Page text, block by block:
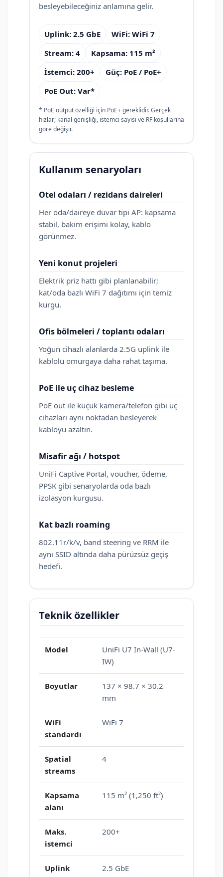
besleyebileceğiniz anlamına gelir.
Uplink: 2.5 GbE
WiFi: WiFi 7
Stream: 4
Kapsama: 115 m²
İstemci: 200+
Güç: PoE / PoE+
PoE Out: Var*
* PoE output özelliği için PoE+ gereklidir. Gerçek
hızlar; kanal genişliği, istemci sayısı ve RF koşullarına
göre değişir.
Kullanım senaryoları
Otel odaları / rezidans daireleri
Her oda/daireye duvar tipi AP: kapsama
stabil, bakım erişimi kolay, kablo
görünmez.
Yeni konut projeleri
Elektrik priz hattı gibi planlanabilir;
kat/oda bazlı WiFi 7 dağıtımı için temiz
kurgu.
Ofis bölmeleri / toplantı odaları
Yoğun cihazlı alanlarda 2.5G uplink ile
kablolu omurgaya daha rahat taşıma.
PoE ile uç cihaz besleme
PoE out ile küçük kamera/telefon gibi uç
cihazları aynı noktadan besleyerek
kabloyu azaltın.
Misafir ağı / hotspot
UniFi Captive Portal, voucher, ödeme,
PPSK gibi senaryolarda oda bazlı
izolasyon kurgusu.
Kat bazlı roaming
802.11r/k/v, band steering ve RRM ile
aynı SSID altında daha pürüzsüz geçiş
hedefi.
Teknik özellikler
Model
UniFi U7 In-Wall (U7-
IW)
Boyutlar
137 × 98.7 × 30.2
mm
WiFi
standardı
WiFi 7
Spatial
streams
4
Kapsama
alanı
115 m² (1,250 ft²)
Maks.
istemci
200+
Uplink 2.5 GbE